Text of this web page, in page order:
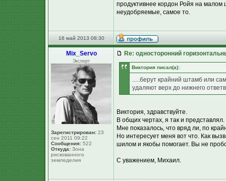
продуктивнее кордон Ройя на
неудобряемые, самое то.
16 май 2013 08:30
Mix_Servo
Эксперт
Зарегистрирован: 23
сен 2011 09:22
Сообщения: 522
Откуда: Зона
рискованного
земледелия
Re: односторонний
Виктория писал(а):
.....берут крайний штамб или
удаляют верх до нижнего
Виктория, здравствуйте.
В общих чертах, я так и
Мне показалось, что вряд ли, по
Но интересует меня вот что. Как
шилом и якобы помогает. Вы не
С уважением, Михаил.